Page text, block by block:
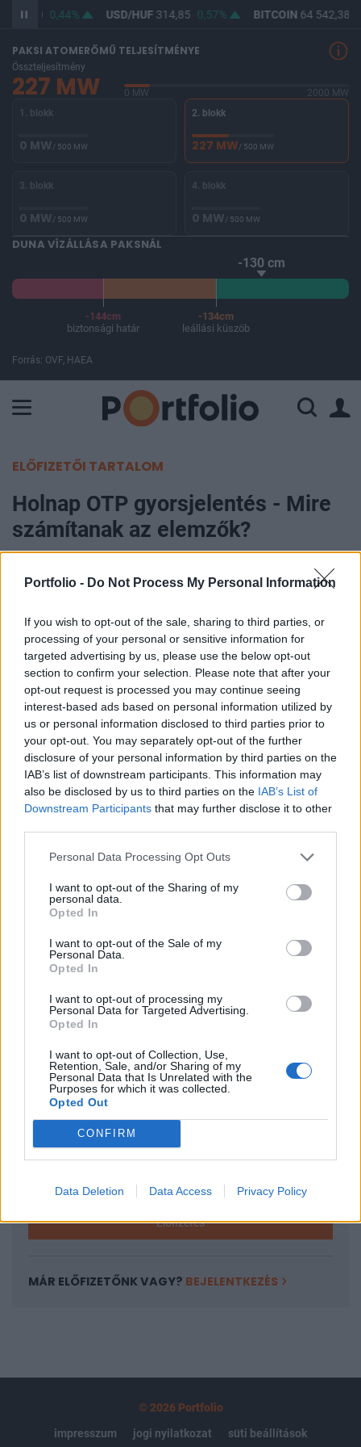
Portfolio - Do Not Process My Personal Information
If you wish to opt-out of the sale, sharing to third parties, or
processing of your personal or sensitive information for
targeted advertising by us, please use the below opt-out
section to confirm your selection. Please note that after your
opt-out request is processed you may continue seeing
interest-based ads based on personal information utilized by
us or personal information disclosed to third parties prior to
your opt-out. You may separately opt-out of the further
disclosure of your personal information by third parties on the
IAB’s list of downstream participants. This information may
also be disclosed by us to third parties on the IAB’s List of
Downstream Participants that may further disclose it to other
Personal Data Processing Opt Outs
I want to opt-out of the Sharing of my
personal data.
Opted In
I want to opt-out of the Sale of my
Personal Data.
Opted In
I want to opt-out of processing my
Personal Data for Targeted Advertising.
Opted In
I want to opt-out of Collection, Use,
Retention, Sale, and/or Sharing of my
Personal Data that Is Unrelated with the
Purposes for which it was collected.
Opted Out
CONFIRM
Data Deletion Data Access Privacy Policy
363,30 0,44% USD/HUF314,85 0,57% BITCOIN64 542,38
PAKSI ATOMERŐMŰ TELJESÍTMÉNYE
Összteljesítmény
227 MW 0 MW
2000 MW
1. blokk
0 MW/ 500 MW
2. blokk
227 MW/ 500 MW
3. blokk
0 MW/ 500 MW
4. blokk
0 MW/ 500 MW
DUNA VÍZÁLLÁSA PAKSNÁL
-130 cm
-144cm
biztonsági határ
-134cm
leállási küszöb
Forrás: OVF, HAEA
ELŐFIZETŐI TARTALOM
Holnap OTP gyorsjelentés - Mire
számítanak az elemzők?
2007. február 13. 13:29
Az elmúlt 6 negyedév leggyengébb negyedéves
eredményét valószínűsítik az elemzők a holnap
jelentő OTP-nél. A megkérdezett 15 elemző
szerint a társaság profitja 40.8 milliárd forint lesz,
amellyel pontosan meglesz az év elején
prognosztizált 187 milliárd forintos éves terv.
Megítélésünk szerint igazi meglepetés lenne, ha
az OTP nem teljesítené túl enyhén az elemzői
várakozásokat.
A bank nettó kamatbevétele az elemzői prognózis szerint
102.8 milliárd forint lehet, amelyből (5 elemző adott
hatás. A nettó kamatbevétel ugyan elmarad a 3Q06-os
swapokkal agyontámogatott értékétől, de yoy növekedést
és orosz szerzemény mérlegét, de az
eredménykimutatásba...
KEDVES OLVASÓNK!
A keresett cikk a portfolio.hu hírarchívumához
tartozik, melynek olvasása előfizetéses
regisztrációhoz kötött.
Az előfizetés a következőket tartalmazza:
Portfolio.hu teljes cikkarchívum
Kötéslisták: BÉT elmúlt 2 év napon belüli
Előfizetés
MÁR ELŐFIZETŐNK VAGY? BEJELENTKEZÉS
© 2026 Portfolio
impresszum
jogi nyilatkozat süti beállítások